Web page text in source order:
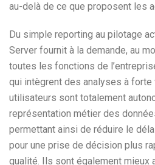
au-delà de ce que proposent les
Du simple reporting au pilotage
Server fournit à la demande, au
toutes les fonctions de
qui intègrent des analyses à forte
utilisateurs sont totalement
représentation métier des
permettant ainsi de réduire le
pour une prise de décision plus
qualité. Ils sont également mieux